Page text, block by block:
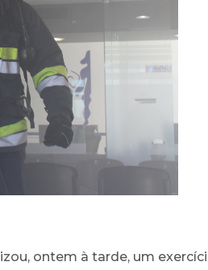
ontem à tarde, um